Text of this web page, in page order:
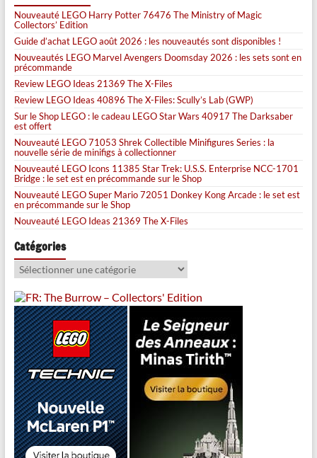
Nouveauté LEGO Harry Potter 76476 The Ministry of Magic
Collectors’ Edition
Guide d’achat LEGO août 2026 : les nouveautés sont disponibles !
Nouveautés LEGO Marvel Avengers Doomsday 2026 : les sets sont en
précommande
Review LEGO Ideas 21369 The X-Files
Review LEGO Ideas 40896 The X-Files: Scully’s Lab (GWP)
Sur le Shop LEGO : le cadeau LEGO Star Wars 40917 The Darksaber
est offert
Nouveauté LEGO 71053 Shrek Collectible Minifigures Series : la
nouvelle série de minifigs à collectionner
Nouveauté LEGO Icons 11385 Star Trek: U.S.S. Enterprise NCC-1701
Bridge : le set est en précommande sur le Shop
Nouveauté LEGO Super Mario 72051 Donkey Kong Arcade : le set est
en précommande sur le Shop
Nouveauté LEGO Ideas 21369 The X-Files
Catégories
Catégories